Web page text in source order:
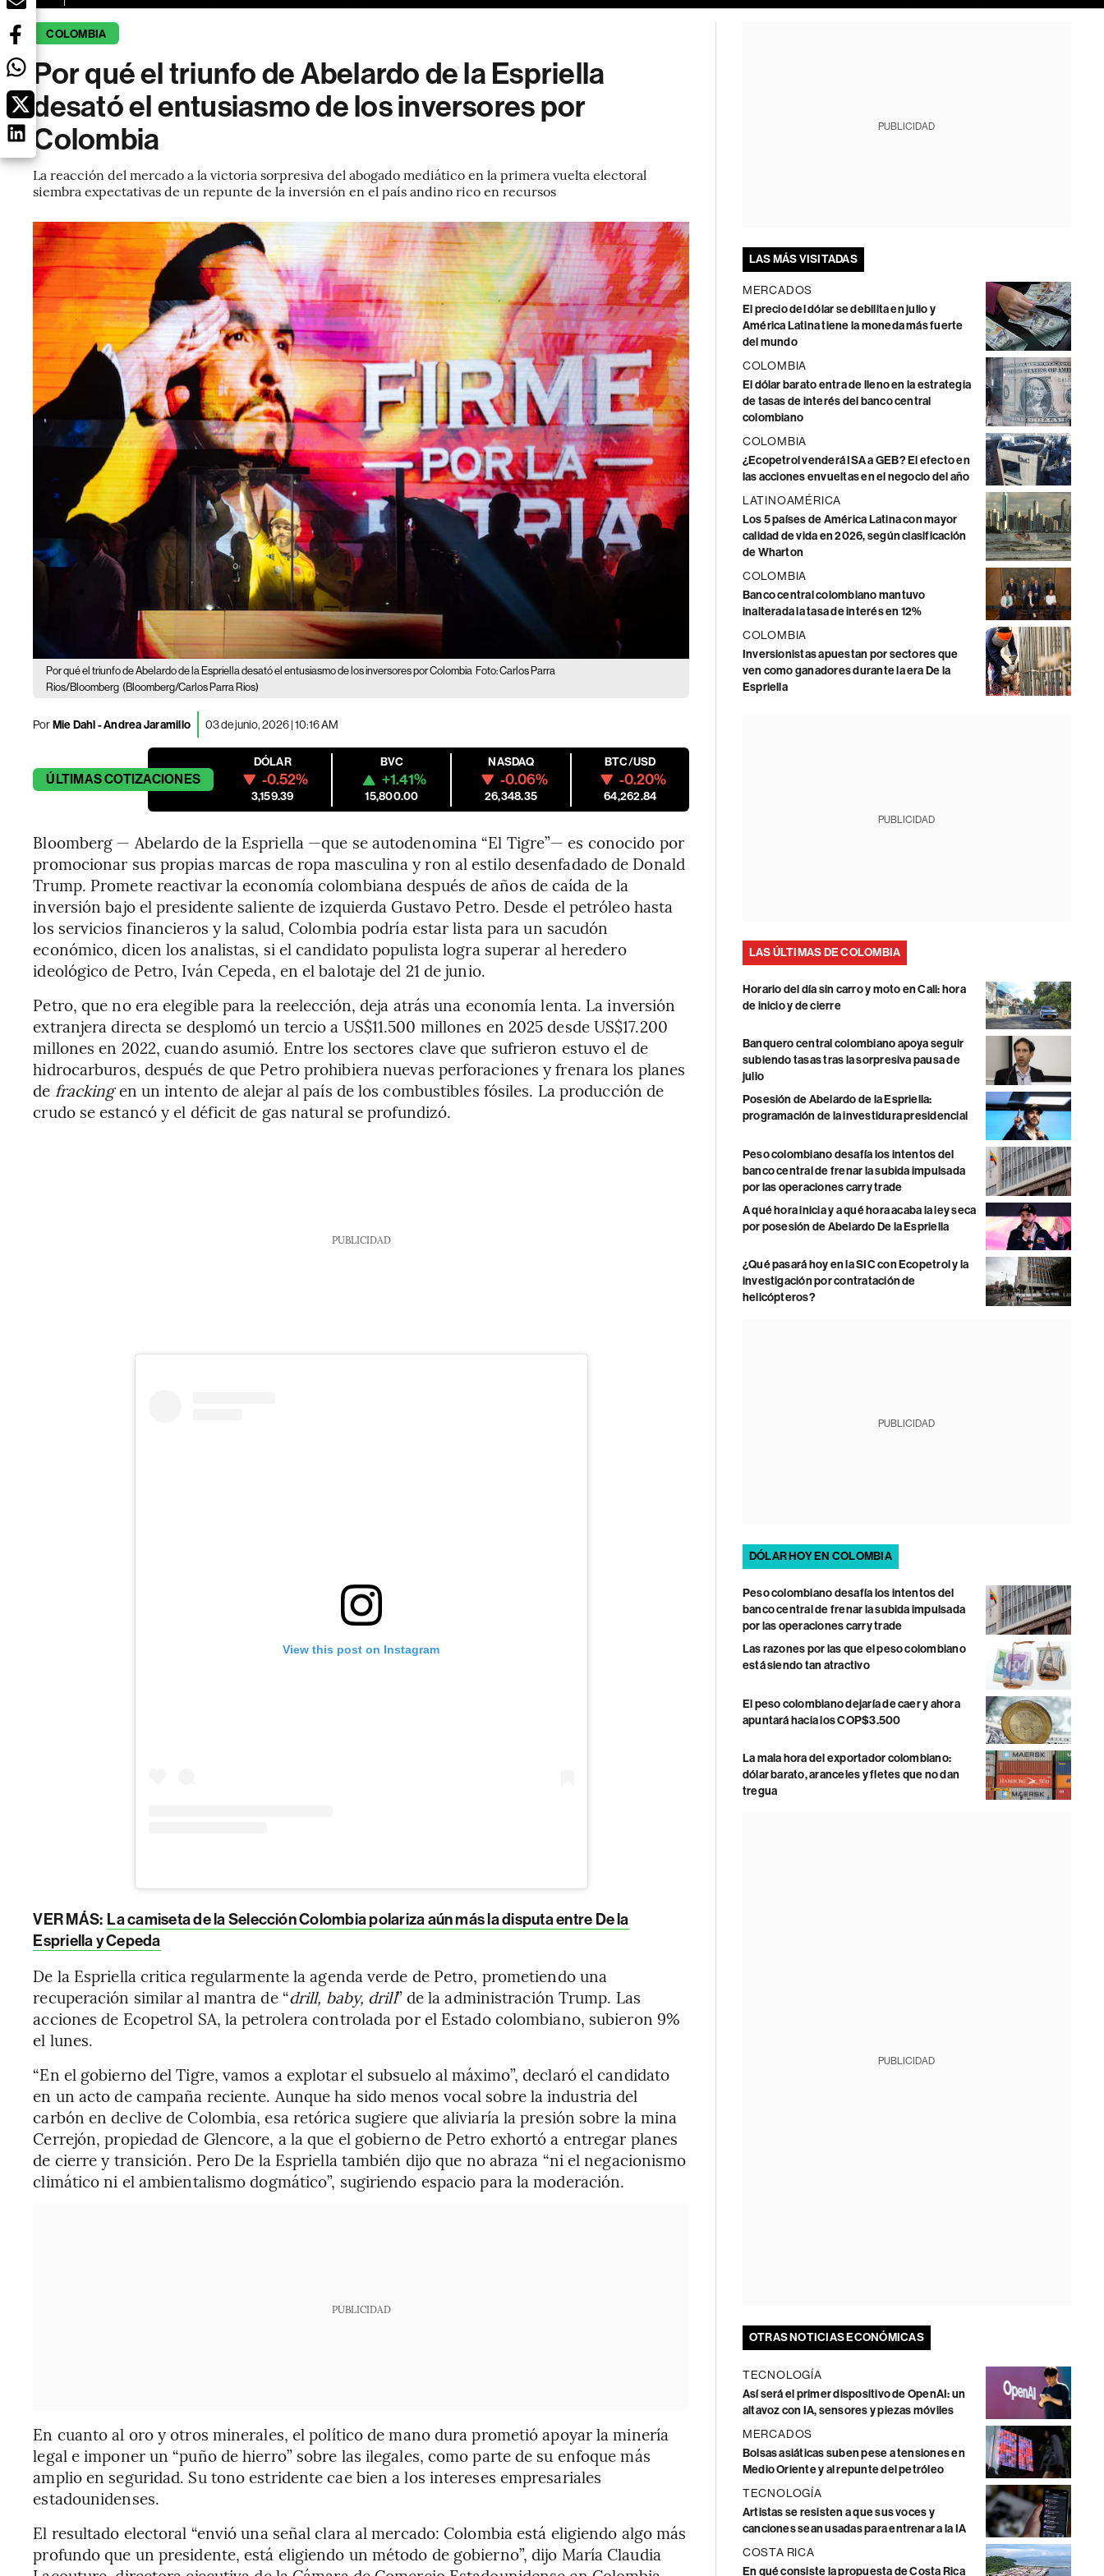
COLOMBIA
Por qué el triunfo de Abelardo de la Espriella
desató el entusiasmo de los inversores por
Colombia
La reacción del mercado a la victoria sorpresiva del abogado mediático en la primera vuelta electoral
siembra expectativas de un repunte de la inversión en el país andino rico en recursos
Por qué el triunfo de Abelardo de la Espriella desató el entusiasmo de los inversores por Colombia Foto: Carlos Parra
Rios/Bloomberg (Bloomberg/Carlos Parra Rios)
PorMie Dahl - Andrea Jaramillo 03 de junio, 2026 | 10:16 AM
ÚLTIMASCOTIZACIONES
DÓLAR
-0.52%
3,159.39
BVC
+1.41%
15,800.00
NASDAQ
-0.06%
26,348.35
BTC/USD
-0.20%
64,262.84
Bloomberg — Abelardo de la Espriella —que se autodenomina “El Tigre”— es conocido por
promocionar sus propias marcas de ropa masculina y ron al estilo desenfadado de Donald
Trump. Promete reactivar la economía colombiana después de años de caída de la
inversión bajo el presidente saliente de izquierda Gustavo Petro. Desde el petróleo hasta
los servicios financieros y la salud, Colombia podría estar lista para un sacudón
económico, dicen los analistas, si el candidato populista logra superar al heredero
ideológico de Petro, Iván Cepeda, en el balotaje del 21 de junio.
Petro, que no era elegible para la reelección, deja atrás una economía lenta. La inversión
extranjera directa se desplomó un tercio a US$11.500 millones en 2025 desde US$17.200
millones en 2022, cuando asumió. Entre los sectores clave que sufrieron estuvo el de
hidrocarburos, después de que Petro prohibiera nuevas perforaciones y frenara los planes
de frackingen un intento de alejar al país de los combustibles fósiles. La producción de
crudo se estancó y el déficit de gas natural se profundizó.
PUBLICIDAD
View this post on Instagram
VER MÁS: La camiseta de la Selección Colombia polariza aún más la disputa entre De la
Espriella y Cepeda
De la Espriella critica regularmente la agenda verde de Petro, prometiendo una
recuperación similar al mantra de “drill, baby, drill” de la administración Trump. Las
acciones de Ecopetrol SA, la petrolera controlada por el Estado colombiano, subieron 9%
el lunes.
“En el gobierno del Tigre, vamos a explotar el subsuelo al máximo”, declaró el candidato
en un acto de campaña reciente. Aunque ha sido menos vocal sobre la industria del
carbón en declive de Colombia, esa retórica sugiere que aliviaría la presión sobre la mina
Cerrejón, propiedad de Glencore, a la que el gobierno de Petro exhortó a entregar planes
de cierre y transición. Pero De la Espriella también dijo que no abraza “ni el negacionismo
climático ni el ambientalismo dogmático”, sugiriendo espacio para la moderación.
PUBLICIDAD
En cuanto al oro y otros minerales, el político de mano dura prometió apoyar la minería
legal e imponer un “puño de hierro” sobre las ilegales, como parte de su enfoque más
amplio en seguridad. Su tono estridente cae bien a los intereses empresariales
estadounidenses.
El resultado electoral “envió una señal clara al mercado: Colombia está eligiendo algo más
profundo que un presidente, está eligiendo un método de gobierno”, dijo María Claudia
PUBLICIDAD
LAS MÁS VISITADAS
MERCADOS
El precio del dólar se debilita en julio y
América Latina tiene la moneda más fuerte
del mundo
COLOMBIA
El dólar barato entra de lleno en la estrategia
de tasas de interés del banco central
colombiano
COLOMBIA
¿Ecopetrol venderá ISA a GEB? El efecto en
las acciones envueltas en el negocio del año
LATINOAMÉRICA
Los 5 países de América Latina con mayor
calidad de vida en 2026, según clasificación
de Wharton
COLOMBIA
Banco central colombiano mantuvo
inalterada la tasa de interés en 12%
COLOMBIA
Inversionistas apuestan por sectores que
ven como ganadores durante la era De la
Espriella
PUBLICIDAD
LAS ÚLTIMAS DE COLOMBIA
Horario del día sin carro y moto en Cali: hora
de inicio y de cierre
Banquero central colombiano apoya seguir
subiendo tasas tras la sorpresiva pausa de
julio
Posesión de Abelardo de la Espriella:
programación de la investidura presidencial
Peso colombiano desafía los intentos del
banco central de frenar la subida impulsada
por las operaciones carry trade
A qué hora inicia y a qué hora acaba la ley seca
por posesión de Abelardo De la Espriella
¿Qué pasará hoy en la SIC con Ecopetrol y la
investigación por contratación de
helicópteros?
PUBLICIDAD
DÓLAR HOY EN COLOMBIA
Peso colombiano desafía los intentos del
banco central de frenar la subida impulsada
por las operaciones carry trade
Las razones por las que el peso colombiano
está siendo tan atractivo
El peso colombiano dejaría de caer y ahora
apuntará hacia los COP$3.500
La mala hora del exportador colombiano:
dólar barato, aranceles y fletes que no dan
tregua
PUBLICIDAD
OTRAS NOTICIAS ECONÓMICAS
TECNOLOGÍA
Así será el primer dispositivo de OpenAI: un
altavoz con IA, sensores y piezas móviles
MERCADOS
Bolsas asiáticas suben pese a tensiones en
Medio Oriente y al repunte del petróleo
TECNOLOGÍA
Artistas se resisten a que sus voces y
canciones sean usadas para entrenar a la IA
COSTA RICA
En qué consiste la propuesta de Costa Rica